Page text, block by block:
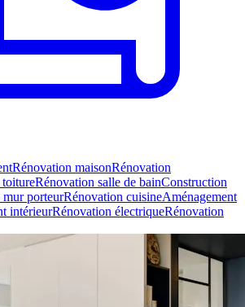
Rénovation maisonRénovation
Rénovation salle de bainConstruction
porteurRénovation cuisineAménagement
intérieurRénovation électriqueRénovation